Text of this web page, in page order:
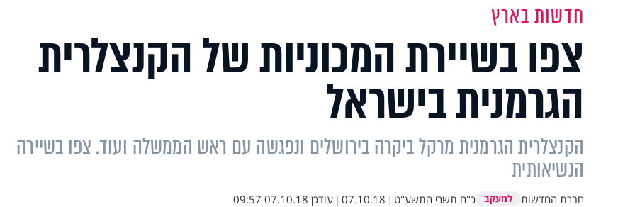
חדשות בארץ
צפו בשיירת המכוניות של הקנצלרית
הגרמנית בישראל
הקנצלרית הגרמנית מרקל ביקרה בירושלים ונפגשה עם ראש הממשלה ועוד. צפו בשיירה
הנשיאותית
חברת החדשות למעקב כ"ח תשרי התשע"ט |
07.10.18
| עודכן 07.10.18 09:57